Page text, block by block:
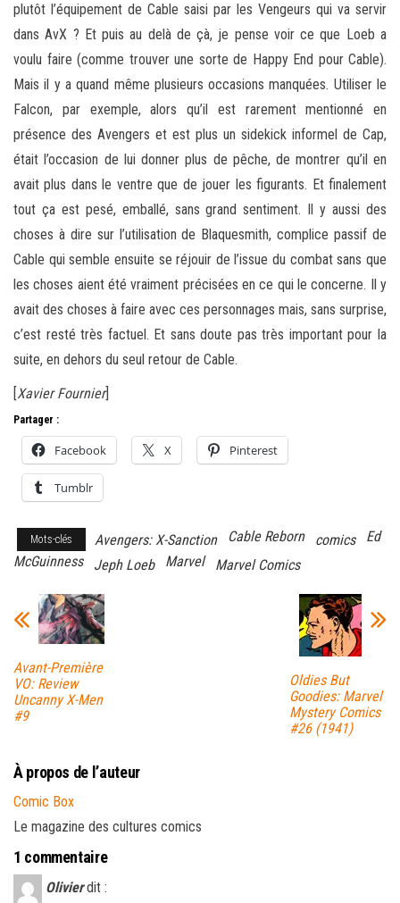
plutôt l’équipement de Cable saisi par les Vengeurs qui va servir
dans AvX ? Et puis au delà de çà, je pense voir ce que Loeb a
voulu faire (comme trouver une sorte de Happy End pour Cable).
Mais il y a quand même plusieurs occasions manquées. Utiliser le
Falcon, par exemple, alors qu’il est rarement mentionné en
présence des Avengers et est plus un sidekick informel de Cap,
était l’occasion de lui donner plus de pêche, de montrer qu’il en
avait plus dans le ventre que de jouer les figurants. Et finalement
tout ça est pesé, emballé, sans grand sentiment. Il y aussi des
choses à dire sur l’utilisation de Blaquesmith, complice passif de
Cable qui semble ensuite se réjouir de l’issue du combat sans que
les choses aient été vraiment précisées en ce qui le concerne. Il y
avait des choses à faire avec ces personnages mais, sans surprise,
c’est resté très factuel. Et sans doute pas très important pour la
suite, en dehors du seul retour de Cable.
[Xavier Fournier]
Partager :
Facebook X Pinterest
Tumblr
Mots-clés Avengers: X-Sanction Cable Reborn comics
Ed
McGuinness
Jeph Loeb Marvel Marvel Comics
Avant-Première
VO: Review
Uncanny X-Men
#9
Oldies But
Goodies: Marvel
Mystery Comics
#26 (1941)
À propos de l’auteur
Comic Box
Le magazine des cultures comics
1 commentaire
Olivier dit :